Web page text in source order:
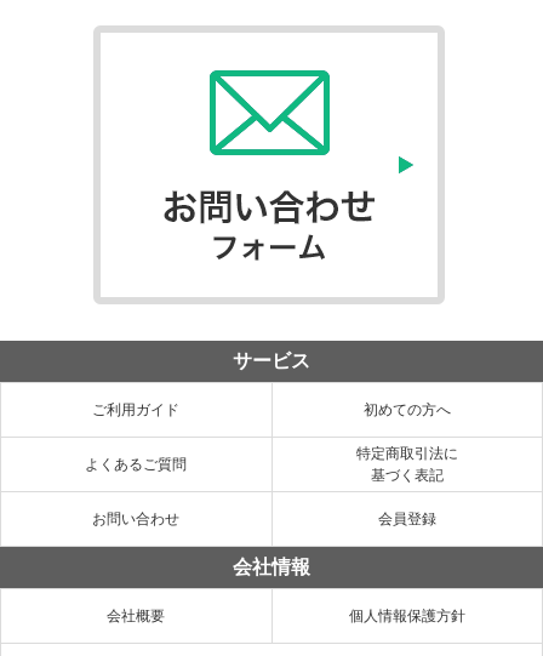
サービス
ご利用ガイド 初めての方へ
よくあるご質問
特定商取引法に
基づく表記
お問い合わせ 会員登録
会社情報
会社概要 個人情報保護方針